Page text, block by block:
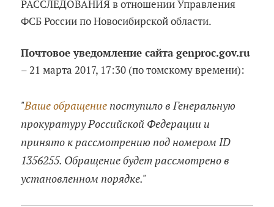
РАССЛЕДОВАНИЯ в отношении Управления
ФСБ России по Новосибирской области.
Почтовое уведомление сайта genproc.gov.ru
– 21 марта 2017, 17:30 (по томскому времени):
"Ваше обращениепоступило в Генеральную
прокуратуру Российской Федерации и
принято к рассмотрению под номером ID
1356255. Обращение будет рассмотрено в
установленном порядке."